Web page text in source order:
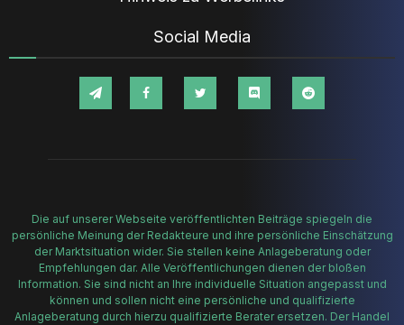
Social Media
Die auf unserer Webseite veröffentlichten Beiträge spiegeln die
persönliche Meinung der Redakteure und ihre persönliche Einschätzung
der Marktsituation wider. Sie stellen keine Anlageberatung oder
Empfehlungen dar. Alle Veröffentlichungen dienen der bloßen
Information. Sie sind nicht an Ihre individuelle Situation angepasst und
können und sollen nicht eine persönliche und qualifizierte
Anlageberatung durch hierzu qualifizierte Berater ersetzen. Der Handel